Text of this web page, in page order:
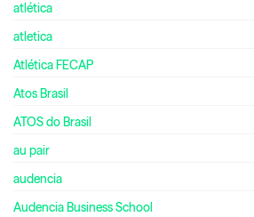
atlética
atletica
Atlética FECAP
Atos Brasil
ATOS do Brasil
au pair
audencia
Audencia Business School